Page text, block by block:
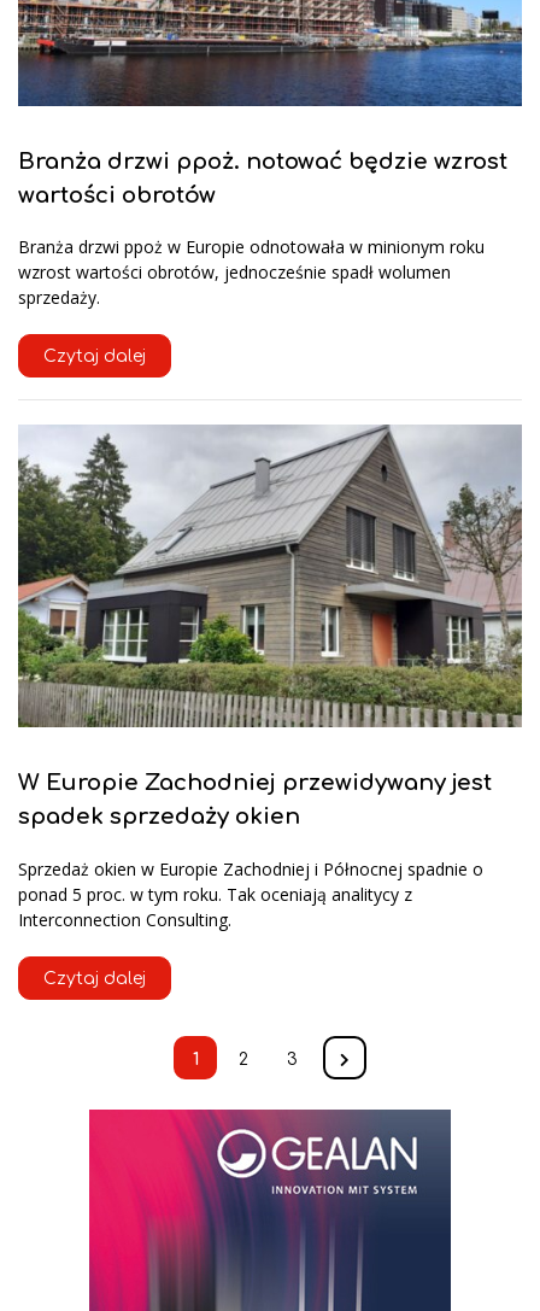
Branża drzwi ppoż. notować będzie wzrost
wartości obrotów
Branża drzwi ppoż w Europie odnotowała w minionym roku
wzrost wartości obrotów, jednocześnie spadł wolumen
sprzedaży.
Czytaj dalej
W Europie Zachodniej przewidywany jest
spadek sprzedaży okien
Sprzedaż okien w Europie Zachodniej i Północnej spadnie o
ponad 5 proc. w tym roku. Tak oceniają analitycy z
Interconnection Consulting.
Czytaj dalej
1 2 3